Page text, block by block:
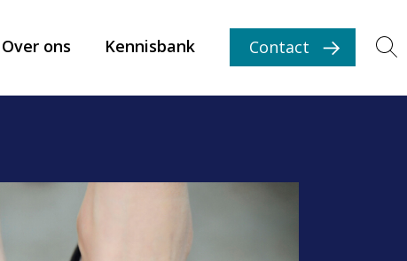
Contact
Over ons Kennisbank